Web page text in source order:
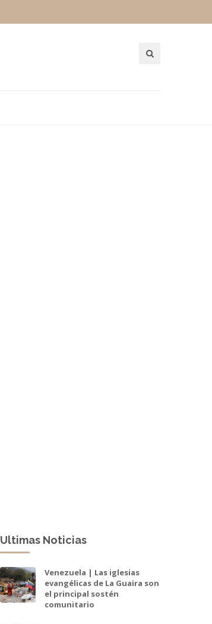
Ultimas Noticias
Venezuela | Las iglesias
evangélicas de La Guaira son
el principal sostén
comunitario